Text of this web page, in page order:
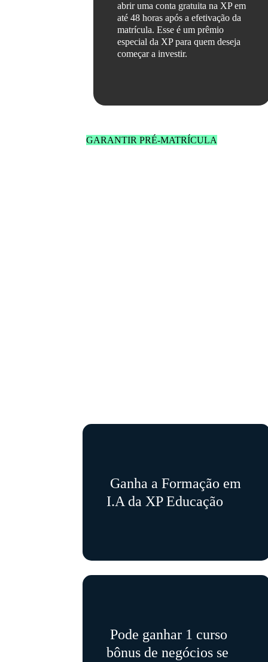
abrir uma conta gratuita na XP em
até 48 horas após a efetivação da
matrícula. Esse é um prêmio
especial da XP para quem deseja
começar a investir.
GARANTIR PRÉ-MATRÍCULA
Ganha a Formação em
I.A da XP Educação
Pode ganhar 1 curso
bônus de negócios se